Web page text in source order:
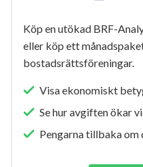
Köp en utökad BRF-
eller köp ett
bostadsrättsföreningar.
Visa ekonomiskt
Se hur avgiften ökar
Pengarna tillbaka om